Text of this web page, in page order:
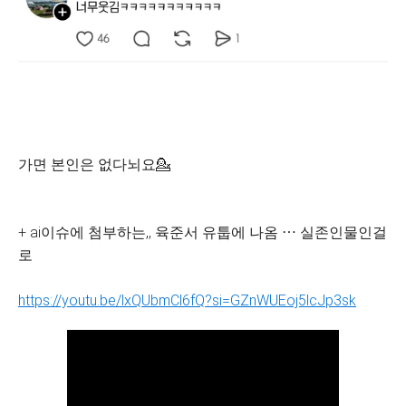
가면 본인은 없다뇌요💁
+ ai이슈에 첨부하는,, 육준서 유툽에 나옴 ⋯ 실존인물인걸
로
https://youtu.be/lxQUbmCl6fQ?si=GZnWUEoj5lcJp3sk